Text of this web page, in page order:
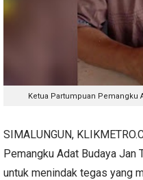
Ketua Partumpuan Pemangku
SIMALUNGUN,
Pemangku Adat Budaya Jan
untuk menindak tegas yang